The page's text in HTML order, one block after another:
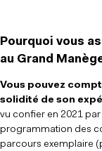
Pourquoi vous
au Grand
Vous pouvez
solidité de son
vu confier en 2021
programmation des
parcours exemplaire